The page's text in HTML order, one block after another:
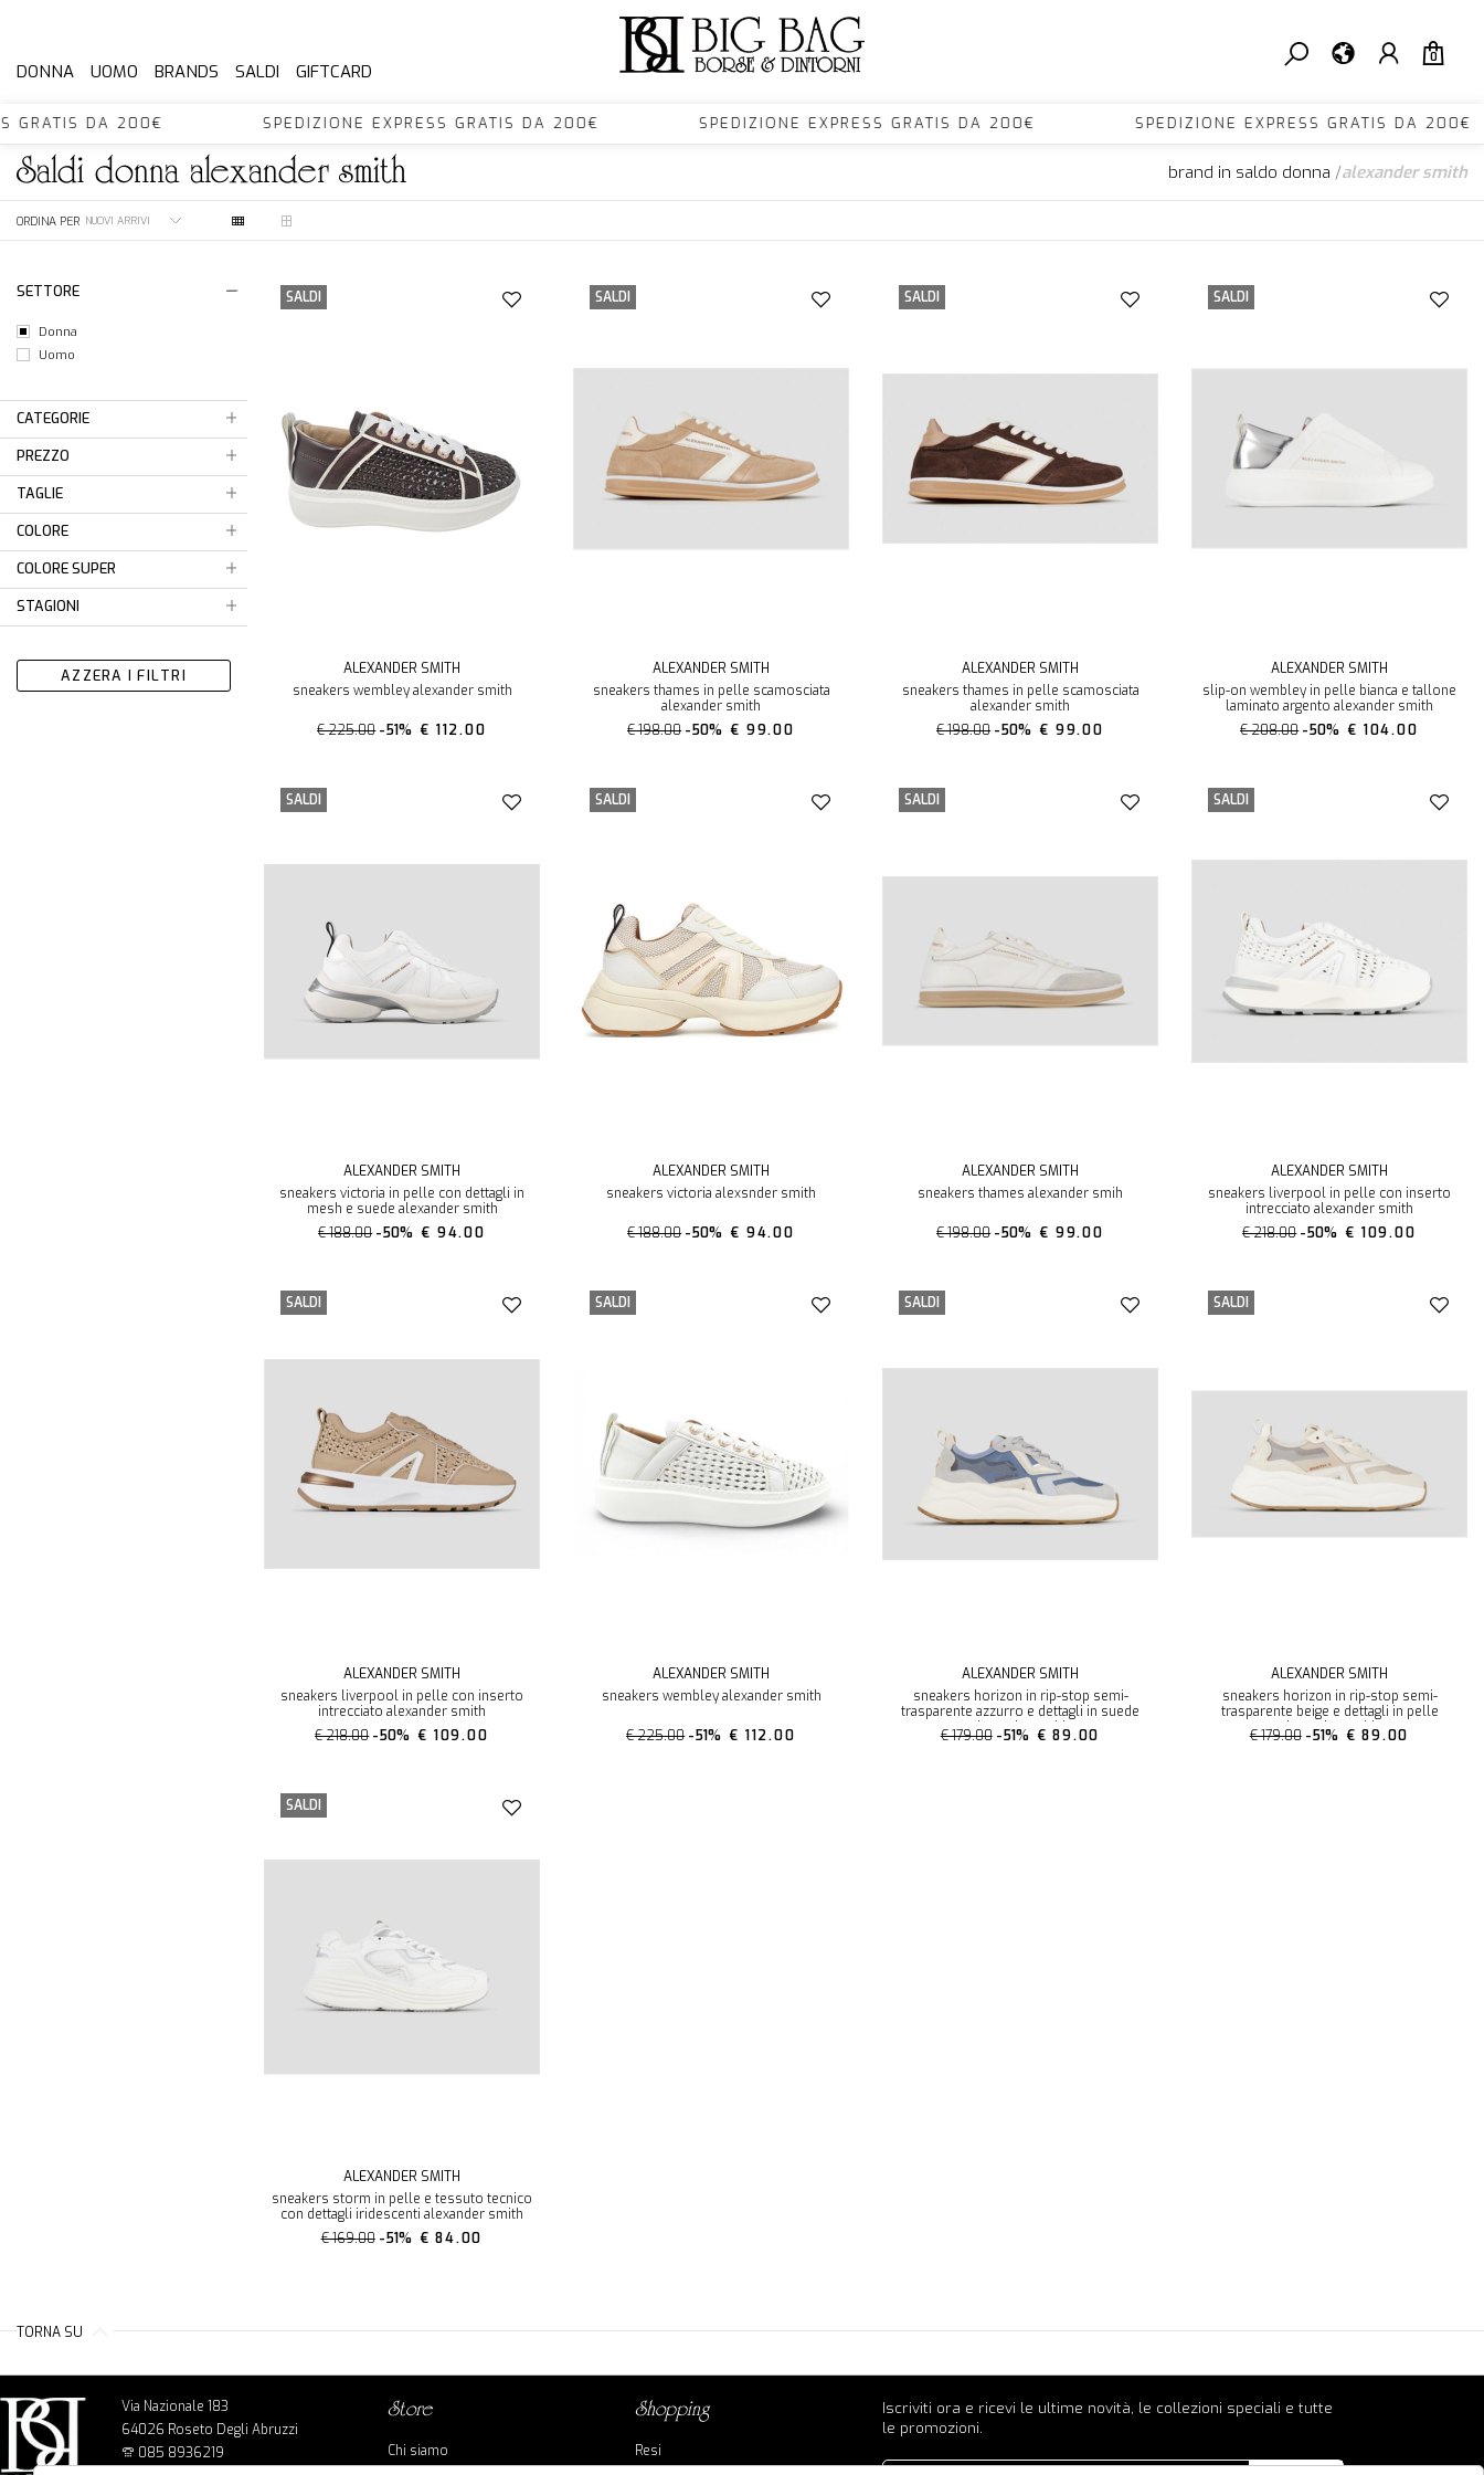
0
DONNA UOMO BRANDS SALDI GIFTCARD
GRATIS DA 200€ SPEDIZIONE EXPRESS GRATIS DA 200€ SPEDIZIONE EXPRESS GRATIS DA 200€ SPEDIZIONE EXPRESS GRATIS
saldi donnaalexander smith brand in saldo donna /alexander smith
ORDINA PER
SETTORE
Donna
Uomo
CATEGORIE
PREZZO
TAGLIE
COLORE
COLORE SUPER
STAGIONI
AZZERA I FILTRI
SALDI
ALEXANDER SMITH
sneakers wembley alexander smith
€ 225.00 -51% € 112.00
SALDI
ALEXANDER SMITH
sneakers thames in pelle scamosciata
alexander smith
€ 198.00 -50% € 99.00
SALDI
ALEXANDER SMITH
sneakers thames in pelle scamosciata
alexander smith
€ 198.00 -50% € 99.00
SALDI
ALEXANDER SMITH
slip-on wembley in pelle bianca e tallone
laminato argento alexander smith
€ 208.00 -50% € 104.00
SALDI
ALEXANDER SMITH
sneakers victoria in pelle con dettagli in
mesh e suede alexander smith
€ 188.00 -50% € 94.00
SALDI
ALEXANDER SMITH
sneakers victoria alexsnder smith
€ 188.00 -50% € 94.00
SALDI
ALEXANDER SMITH
sneakers thames alexander smih
€ 198.00 -50% € 99.00
SALDI
ALEXANDER SMITH
sneakers liverpool in pelle con inserto
intrecciato alexander smith
€ 218.00 -50% € 109.00
SALDI
ALEXANDER SMITH
sneakers liverpool in pelle con inserto
intrecciato alexander smith
€ 218.00 -50% € 109.00
SALDI
ALEXANDER SMITH
sneakers wembley alexander smith
€ 225.00 -51% € 112.00
SALDI
ALEXANDER SMITH
sneakers horizon in rip-stop semi-
trasparente azzurro e dettagli in suede
alexander smith
€ 179.00 -51% € 89.00
SALDI
ALEXANDER SMITH
sneakers horizon in rip-stop semi-
trasparente beige e dettagli in pelle
alexander smith
€ 179.00 -51% € 89.00
SALDI
ALEXANDER SMITH
sneakers storm in pelle e tessuto tecnico
con dettagli iridescenti alexander smith
€ 169.00 -51% € 84.00
TORNA SU
Via Nazionale 183
64026 Roseto Degli Abruzzi
085 8936219
store
Chi siamo
shopping
Resi
Iscriviti ora e ricevi le ultime novità, le collezioni speciali e tutte
le promozioni.